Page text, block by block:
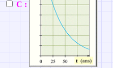
C :